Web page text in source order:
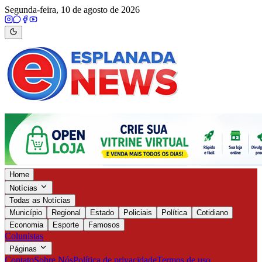
Segunda-feira, 10 de agosto de 2026
Home
Notícias
Todas as Notícias
Município
Regional Estado Policiais Política
Cotidiano
Economia
Esporte Famosos
Colunistas
Páginas
ContatoSobre NósPolítica de privacidadeTermos de uso